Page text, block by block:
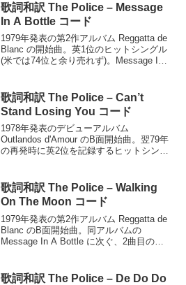
歌詞和訳 The Police – Message
In A Bottle コード
1979年発表の第2作アルバム Reggatta de
Blanc の開始曲。英1位のヒットシングル
(米では74位と余り売れず)。Message In
歌詞和訳 The Police – Can’t
Stand Losing You コード
1978年発表のデビューアルバム
Outlandos d'Amour のB面開始曲。翌79年
の再発時に英2位を記録するヒットシング
歌詞和訳 The Police – Walking
On The Moon コード
1979年発表の第2作アルバム Reggatta de
Blanc のB面開始曲。同アルバムの
Message In A Bottle に次ぐ、2曲目の英1
歌詞和訳 The Police – De Do Do